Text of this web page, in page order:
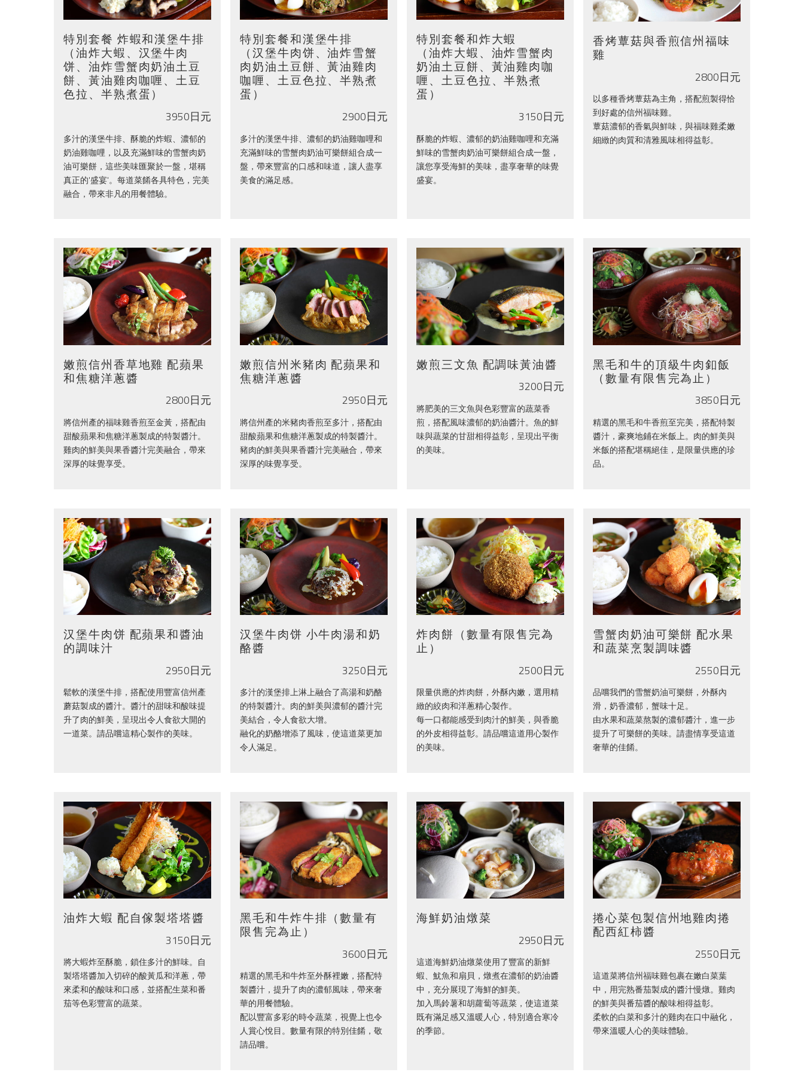
特別套餐 炸蝦和漢堡牛排
（油炸大蝦、汉堡牛肉
饼、油炸雪蟹肉奶油土豆
餅、黃油雞肉咖喱、土豆
色拉、半熟煮蛋）
3950日元
多汁的漢堡牛排、酥脆的炸蝦、濃郁的
奶油雞咖哩，以及充滿鮮味的雪蟹肉奶
油可樂餅，這些美味匯聚於一盤，堪稱
真正的'盛宴'。每道菜餚各具特色，完美
融合，帶來非凡的用餐體驗。
特別套餐和漢堡牛排
（汉堡牛肉饼、油炸雪蟹
肉奶油土豆餅、黃油雞肉
咖喱、土豆色拉、半熟煮
蛋）
2900日元
多汁的漢堡牛排、濃郁的奶油雞咖哩和
充滿鮮味的雪蟹肉奶油可樂餅組合成一
盤，帶來豐富的口感和味道，讓人盡享
美食的滿足感。
特別套餐和炸大蝦
（油炸大蝦、油炸雪蟹肉
奶油土豆餅、黃油雞肉咖
喱、土豆色拉、半熟煮
蛋）
3150日元
酥脆的炸蝦、濃郁的奶油雞咖哩和充滿
鮮味的雪蟹肉奶油可樂餅組合成一盤，
讓您享受海鮮的美味，盡享奢華的味覺
盛宴。
香烤蕈菇與香煎信州福味
雞
2800日元
以多種香烤蕈菇為主角，搭配煎製得恰
到好處的信州福味雞。
蕈菇濃郁的香氣與鮮味，與福味雞柔嫩
細緻的肉質和清雅風味相得益彰。
嫩煎信州香草地雞 配蘋果
和焦糖洋蔥醬
2800日元
將信州產的福味雞香煎至金黃，搭配由
甜酸蘋果和焦糖洋蔥製成的特製醬汁。
雞肉的鮮美與果香醬汁完美融合，帶來
深厚的味覺享受。
嫩煎信州米豬肉 配蘋果和
焦糖洋蔥醬
2950日元
將信州產的米豬肉香煎至多汁，搭配由
甜酸蘋果和焦糖洋蔥製成的特製醬汁。
豬肉的鮮美與果香醬汁完美融合，帶來
深厚的味覺享受。
嫩煎三文魚 配調味黃油醬
3200日元
將肥美的三文魚與色彩豐富的蔬菜香
煎，搭配風味濃郁的奶油醬汁。魚的鮮
味與蔬菜的甘甜相得益彰，呈現出平衡
的美味。
黑毛和牛的頂級牛肉釦飯
（數量有限售完為止）
3850日元
精選的黑毛和牛香煎至完美，搭配特製
醬汁，豪爽地鋪在米飯上。肉的鮮美與
米飯的搭配堪稱絕佳，是限量供應的珍
品。
汉堡牛肉饼 配蘋果和醬油
的調味汁
2950日元
鬆軟的漢堡牛排，搭配使用豐富信州產
蘑菇製成的醬汁。醬汁的甜味和酸味提
升了肉的鮮美，呈現出令人食欲大開的
一道菜。請品嚐這精心製作的美味。
汉堡牛肉饼 小牛肉湯和奶
酪醬
3250日元
多汁的漢堡排上淋上融合了高湯和奶酪
的特製醬汁。肉的鮮美與濃郁的醬汁完
美結合，令人食欲大增。
融化的奶酪增添了風味，使這道菜更加
令人滿足。
炸肉餅（數量有限售完為
止）
2500日元
限量供應的炸肉餅，外酥內嫩，選用精
緻的絞肉和洋蔥精心製作。
每一口都能感受到肉汁的鮮美，與香脆
的外皮相得益彰。請品嚐這道用心製作
的美味。
雪蟹肉奶油可樂餅 配水果
和蔬菜烹製調味醬
2550日元
品嚐我們的雪蟹奶油可樂餅，外酥內
滑，奶香濃郁，蟹味十足。
由水果和蔬菜熬製的濃郁醬汁，進一步
提升了可樂餅的美味。請盡情享受這道
奢華的佳餚。
油炸大蝦 配自傢製塔塔醬
3150日元
將大蝦炸至酥脆，鎖住多汁的鮮味。自
製塔塔醬加入切碎的酸黃瓜和洋蔥，帶
來柔和的酸味和口感，並搭配生菜和番
茄等色彩豐富的蔬菜。
黑毛和牛炸牛排（數量有
限售完為止）
3600日元
精選的黑毛和牛炸至外酥裡嫩，搭配特
製醬汁，提升了肉的濃郁風味，帶來奢
華的用餐體驗。
配以豐富多彩的時令蔬菜，視覺上也令
人賞心悅目。數量有限的特別佳餚，敬
請品嚐。
海鮮奶油燉菜
2950日元
這道海鮮奶油燉菜使用了豐富的新鮮
蝦、魷魚和扇貝，燉煮在濃郁的奶油醬
中，充分展現了海鮮的鮮美。
加入馬鈴薯和胡蘿蔔等蔬菜，使這道菜
既有滿足感又溫暖人心，特別適合寒冷
的季節。
捲心菜包製信州地雞肉捲
配西紅柿醬
2550日元
這道菜將信州福味雞包裹在嫩白菜葉
中，用完熟番茄製成的醬汁慢燉。雞肉
的鮮美與番茄醬的酸味相得益彰。
柔軟的白菜和多汁的雞肉在口中融化，
帶來溫暖人心的美味體驗。